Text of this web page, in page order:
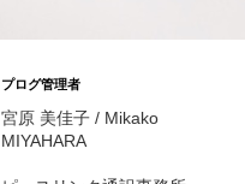
プログ管理者
宮原 美佳子 / Mikako
MIYAHARA